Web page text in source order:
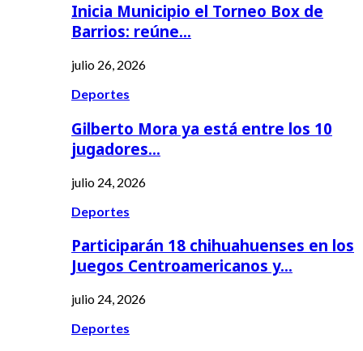
Inicia Municipio el Torneo Box de
Barrios: reúne…
julio 26, 2026
Deportes
Gilberto Mora ya está entre los 10
jugadores…
julio 24, 2026
Deportes
Participarán 18 chihuahuenses en los
Juegos Centroamericanos y…
julio 24, 2026
Deportes